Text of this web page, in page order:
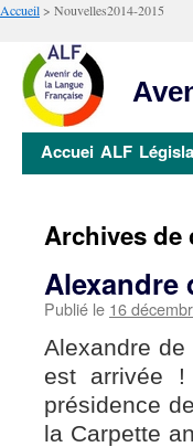
Accueil> Nouvelles2014-2015
Aller
au
Accueil ALF
Archives
Alexandre
Publié le 16
Alexandre
est arrivée !
présidence
la Carpette